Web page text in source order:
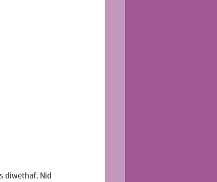
diwethaf. Nid